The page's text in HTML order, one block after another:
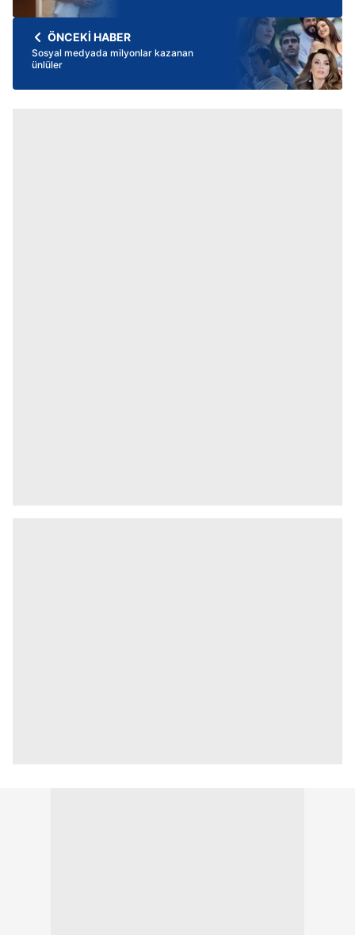
ÖNCEKİ HABER
Sosyal medyada milyonlar kazanan
ünlüler